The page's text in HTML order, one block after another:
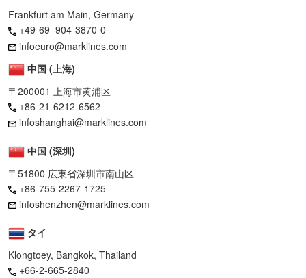
Frankfurt am Main, Germany
+49-69–904-3870-0
infoeuro@marklines.com
中国 (上海)
〒200001 上海市黄浦区
+86-21-6212-6562
infoshanghai@marklines.com
中国 (深圳)
〒51800 広東省深圳市南山区
+86-755-2267-1725
infoshenzhen@marklines.com
タイ
Klongtoey, Bangkok, Thailand
+66-2-665-2840